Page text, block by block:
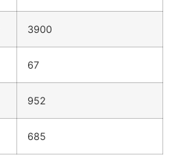
3900
67
952
685